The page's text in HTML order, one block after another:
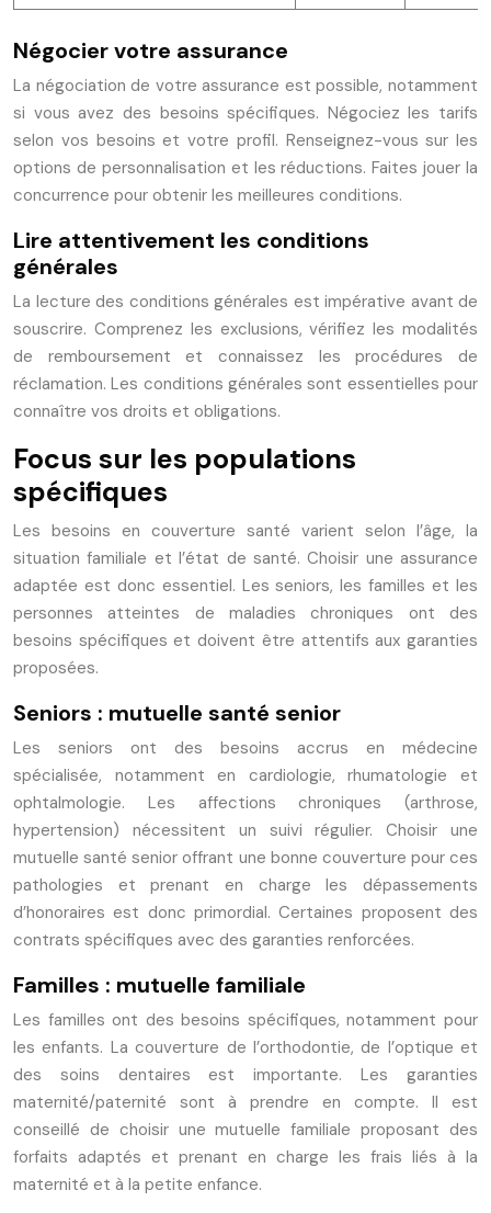
Négocier votre assurance
La négociation de votre assurance est possible, notamment
si vous avez des besoins spécifiques. Négociez les tarifs
selon vos besoins et votre profil. Renseignez-vous sur les
options de personnalisation et les réductions. Faites jouer la
concurrence pour obtenir les meilleures conditions.
Lire attentivement les conditions
générales
La lecture des conditions générales est impérative avant de
souscrire. Comprenez les exclusions, vérifiez les modalités
de remboursement et connaissez les procédures de
réclamation. Les conditions générales sont essentielles pour
connaître vos droits et obligations.
Focus sur les populations
spécifiques
Les besoins en couverture santé varient selon l’âge, la
situation familiale et l’état de santé. Choisir une assurance
adaptée est donc essentiel. Les seniors, les familles et les
personnes atteintes de maladies chroniques ont des
besoins spécifiques et doivent être attentifs aux garanties
proposées.
Seniors : mutuelle santé senior
Les seniors ont des besoins accrus en médecine
spécialisée, notamment en cardiologie, rhumatologie et
ophtalmologie. Les affections chroniques (arthrose,
hypertension) nécessitent un suivi régulier. Choisir une
mutuelle santé senior offrant une bonne couverture pour ces
pathologies et prenant en charge les dépassements
d’honoraires est donc primordial. Certaines proposent des
contrats spécifiques avec des garanties renforcées.
Familles : mutuelle familiale
Les familles ont des besoins spécifiques, notamment pour
les enfants. La couverture de l’orthodontie, de l’optique et
des soins dentaires est importante. Les garanties
maternité/paternité sont à prendre en compte. Il est
conseillé de choisir une mutuelle familiale proposant des
forfaits adaptés et prenant en charge les frais liés à la
maternité et à la petite enfance.